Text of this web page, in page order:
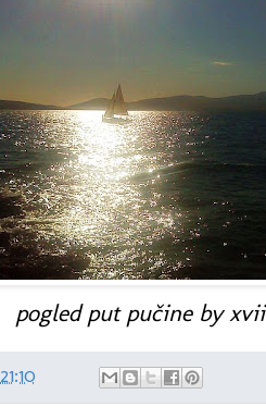
pogled put pučine by xvii
21:10